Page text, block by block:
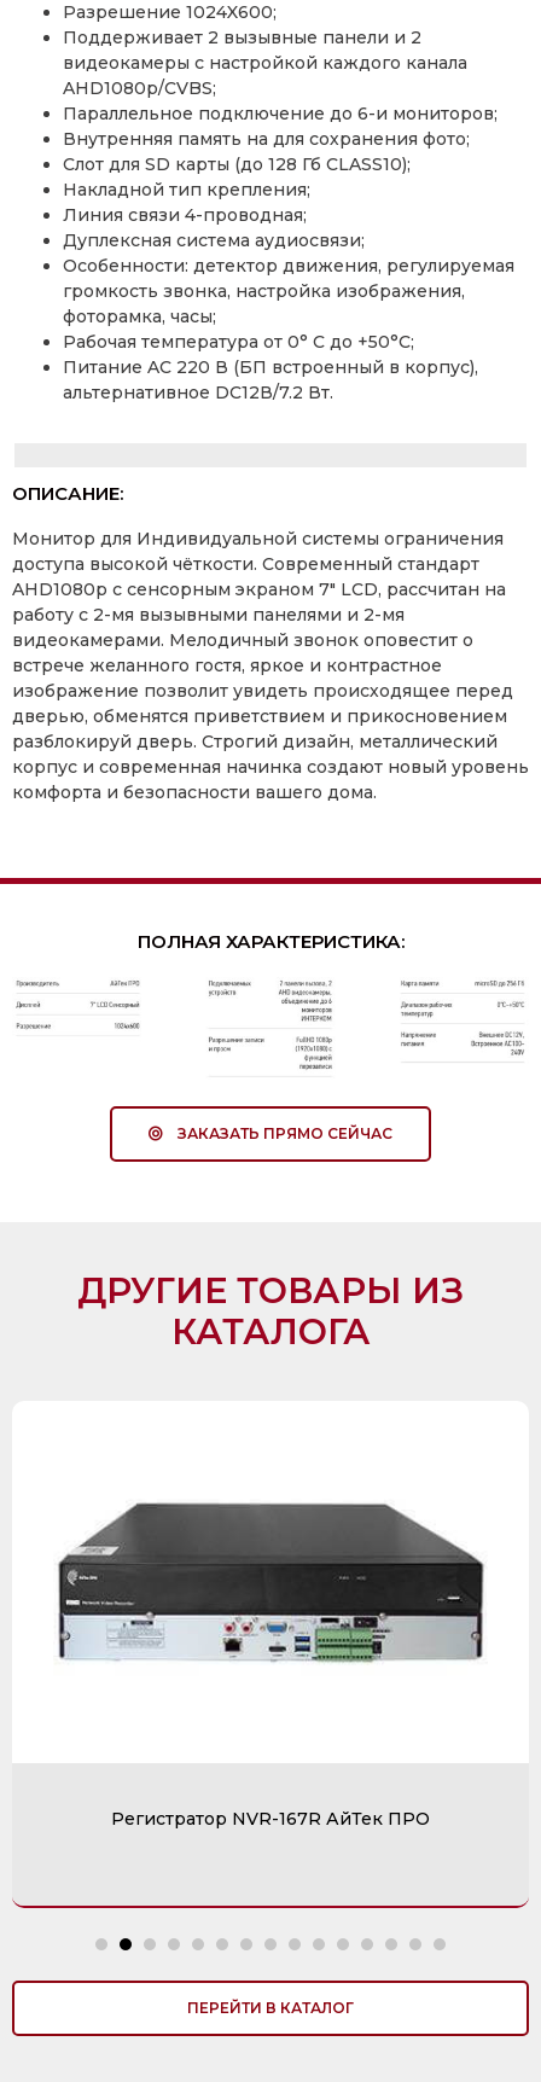
Разрешение 1024X600;
Поддерживает 2 вызывные панели и 2
видеокамеры с настройкой каждого канала
AHD1080p/CVBS;
Параллельное подключение до 6-и мониторов;
Внутренняя память на для сохранения фото;
Слот для SD карты (до 128 Гб CLASS10);
Накладной тип крепления;
Линия связи 4-проводная;
Дуплексная система аудиосвязи;
Особенности: детектор движения, регулируемая
громкость звонка, настройка изображения,
фоторамка, часы;
Рабочая температура от 0° С до +50°С;
Питание AC 220 В (БП встроенный в корпус),
альтернативное DC12В/7.2 Вт.
ОПИСАНИЕ:
Монитор для Индивидуальной системы ограничения
доступа высокой чёткости. Современный стандарт
AHD1080p с сенсорным экраном 7″ LCD, рассчитан на
работу с 2-мя вызывными панелями и 2-мя
видеокамерами. Мелодичный звонок оповестит о
встрече желанного гостя, яркое и контрастное
изображение позволит увидеть происходящее перед
дверью, обменятся приветствием и прикосновением
разблокируй дверь. Строгий дизайн, металлический
корпус и современная начинка создают новый уровень
комфорта и безопасности вашего дома.
ПОЛНАЯ ХАРАКТЕРИСТИКА:
ЗАКАЗАТЬ ПРЯМО СЕЙЧАС
ДРУГИЕ ТОВАРЫ ИЗ
КАТАЛОГА
Регистратор NVR-167R АйТек ПРО
ПЕРЕЙТИ В КАТАЛОГ